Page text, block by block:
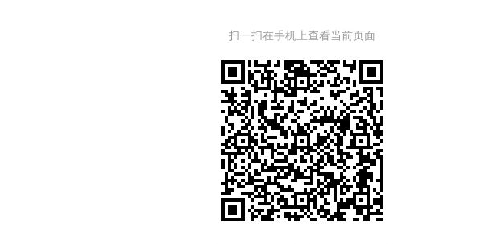
扫一扫在手机上查看当前页面